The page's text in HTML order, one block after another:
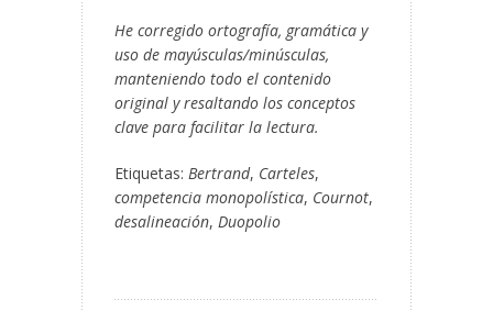
He corregido ortografía, gramática y
uso de mayúsculas/minúsculas,
manteniendo todo el contenido
original y resaltando los conceptos
clave para facilitar la lectura.
Etiquetas: Bertrand, Carteles,
competencia monopolística, Cournot,
desalineación, Duopolio